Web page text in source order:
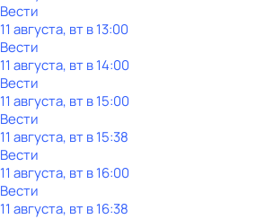
Вести
11 августа, вт в 13:00
Вести
11 августа, вт в 14:00
Вести
11 августа, вт в 15:00
Вести
11 августа, вт в 15:38
Вести
11 августа, вт в 16:00
Вести
11 августа, вт в 16:38